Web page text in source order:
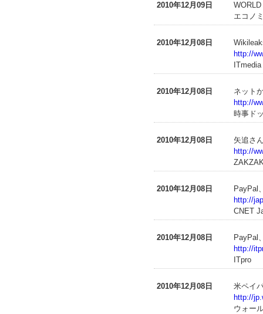
2010年12月09日
エコノ
2010年12月08日
http://
ITmedia
2010年12月08日
ネット
http://
時事ド
2010年12月08日
矢追さ
http://
2010年12月08日
PayPal
http://
CNET
2010年12月08日
PayPal
http://
ITpro
2010年12月08日
米ペイ
http://
ウォー